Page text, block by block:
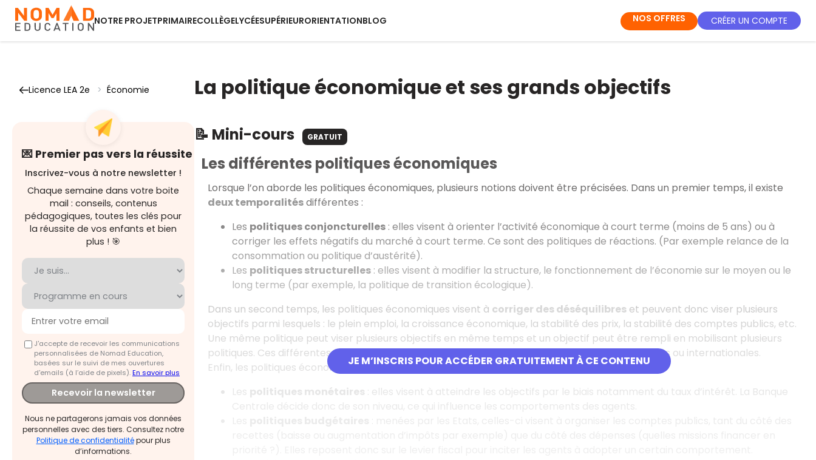
NOTRE PROJETPRIMAIRECOLLÈGELYCÉESUPÉRIEURORIENTATIONBLOG NOS OFFRES CRÉER UN COMPTE
Licence LEA 2e > Économie
💌 Premier pas vers la réussite
Inscrivez-vous à notre newsletter !
Chaque semaine dans votre boite
mail : conseils, contenus
pédagogiques, toutes les clés pour
la réussite de vos enfants et bien
plus ! 🎯
J'accepte de recevoir les communications
personnalisées de Nomad Education,
basées sur le suivi de mes ouvertures
d'emails (à l’aide de pixels).En savoir plus
Recevoir la newsletter
Nous ne partagerons jamais vos données
personnelles avec des tiers. Consultez notre
Politique de confidentialitépour plus
d’informations.
La politique économique et ses grands objectifs
📝 Mini-cours GRATUIT
JE M’INSCRIS POUR ACCÉDER GRATUITEMENT À CE CONTENU
Les différentes politiques économiques
Lorsque l’on aborde les politiques économiques, plusieurs notions doivent être précisées. Dans un premier temps, il existe
deux temporalitésdifférentes :
Les politiques conjoncturelles: elles visent à orienter l’activité économique à court terme (moins de 5 ans) ou à
corriger les effets négatifs du marché à court terme. Ce sont des politiques de réactions. (Par exemple relance de la
consommation ou politique d’austérité).
Les politiques structurelles: elles visent à modifier la structure, le fonctionnement de l’économie sur le moyen ou le
long terme (par exemple, la politique de transition écologique).
Dans un second temps, les politiques économiques visent à corriger des déséquilibreset peuvent donc viser plusieurs
objectifs parmi lesquels : le plein emploi, la croissance économique, la stabilité des prix, la stabilité des comptes publics, etc.
Une même politique peut viser plusieurs objectifs en même temps et un objectif peut être rempli en mobilisant plusieurs
politiques. Ces différentes politiques sont menées par des institutions nationales, supranationales ou internationales.
Enfin, les politiques économiques sont le plus souvent rangées entrois catégories:
Les politiques monétaires : elles visent à atteindre les objectifs par le biais notamment du taux d’intérêt. La Banque